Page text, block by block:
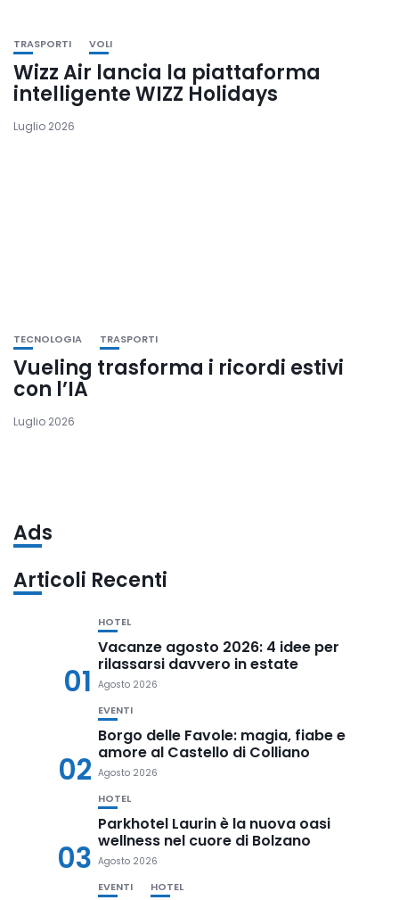
TRASPORTI VOLI
Wizz Air lancia la piattaforma
intelligente WIZZ Holidays
Luglio 2026
TECNOLOGIA TRASPORTI
Vueling trasforma i ricordi estivi
con l’IA
Luglio 2026
Ads
Articoli Recenti
01
HOTEL
Vacanze agosto 2026: 4 idee per
rilassarsi davvero in estate
Agosto 2026
02
EVENTI
Borgo delle Favole: magia, fiabe e
amore al Castello di Colliano
Agosto 2026
03
HOTEL
Parkhotel Laurin è la nuova oasi
wellness nel cuore di Bolzano
Agosto 2026
EVENTI HOTEL